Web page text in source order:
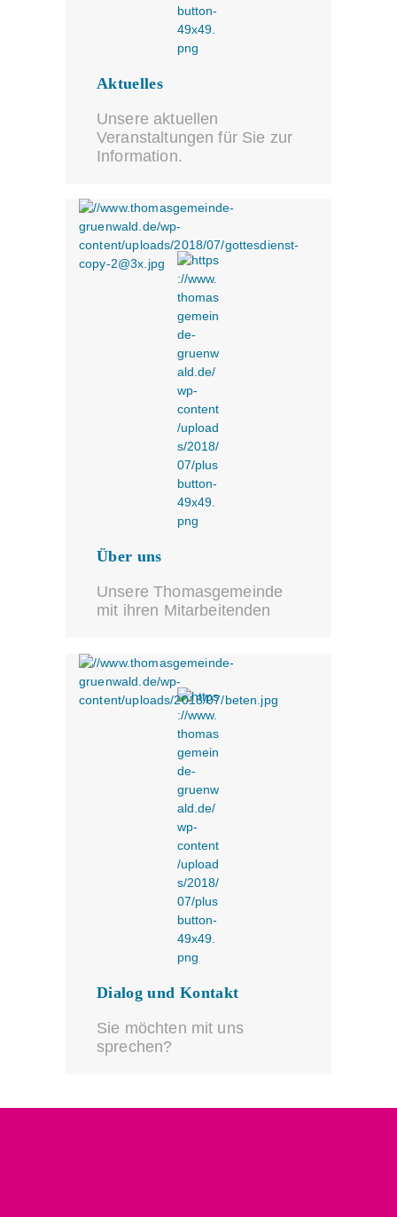
Aktuelles
Unsere aktuellen
Veranstaltungen für Sie zur
Information.
Über uns
Unsere Thomasgemeinde
mit ihren Mitarbeitenden
Dialog und Kontakt
Sie möchten mit uns
sprechen?